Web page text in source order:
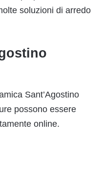
soluzioni di arredo
Sant’Agostino
possono essere
online.